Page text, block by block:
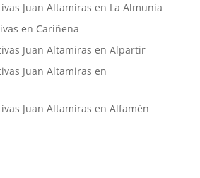
Juan Altamiras en La Almunia
en Cariñena
Juan Altamiras en Alpartir
Juan Altamiras en
Juan Altamiras en Alfamén